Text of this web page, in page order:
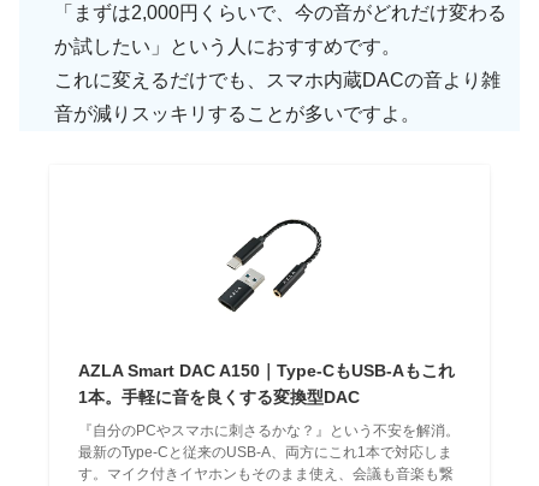
「まずは2,000円くらいで、今の音がどれだけ変わる
か試したい」という人におすすめです。
これに変えるだけでも、スマホ内蔵DACの音より雑
音が減りスッキリすることが多いですよ。
AZLA Smart DAC A150｜Type-CもUSB-Aもこれ
1本。手軽に音を良くする変換型DAC
『自分のPCやスマホに刺さるかな？』という不安を解消。
最新のType-Cと従来のUSB-A、両方にこれ1本で対応しま
す。マイク付きイヤホンもそのまま使え、会議も音楽も繋